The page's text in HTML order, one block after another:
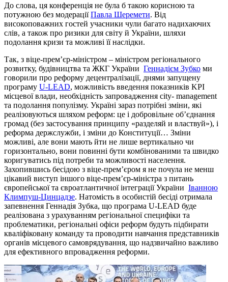
До слова, ця конференція не була б такою корисною та
потужною без модераціїПавла Шеремети. Від
високоповажних гостей учасники чули багато надихаючих
слів, а також про ризики для світу й України, шляхи
подолання кризи та можливі її наслідки.
Так, з віце-прем’єр-міністром – міністром регіонального
розвитку, будівництва та ЖКГ України Геннадієм Зубко ми
говорили про реформу децентралізації, днями запущену
програму U-LEAD, можливість введення показників KPI
місцевої влади, необхідність запровадження city- management
та подолання популізму. Україні зараз потрібні зміни, які
реалізовуються шляхом реформ: це і добровільне об’єднання
громад (без застосування принципу «разделяй и властвуй»), і
реформа держслужби, і зміни до Конституції… Зміни
можливі, але вони мають йти не лише вертикально чи
горизонтально, вони повинні бути комбінованими та швидко
коригуватись під потреби та можливості населення.
Захопившись бесідою з віце-прем’єром я не почула не менш
цікавий виступ іншого віце-прем’єр-міністра з питань
європейської та євроатлантичної інтеграції України Іванною
Климпуш-Цинцадзе. Натомість в особистій бесіді отримала
запевнення Геннадія Зубка, що програма U-LEAD буде
реалізована з урахуванням регіональної специфіки та
проблематики, регіональні офіси реформ будуть підбирати
кваліфіковану команду та проводити навчання представників
органів місцевого самоврядування, що надзвичайно важливо
для ефективного впровадження реформи.